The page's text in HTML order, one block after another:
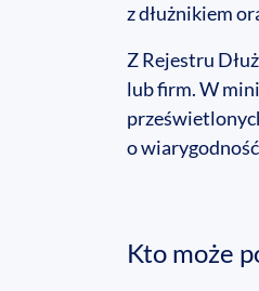
z dłużnikiem
Z Rejestru
lub firm. W
o
Kto może